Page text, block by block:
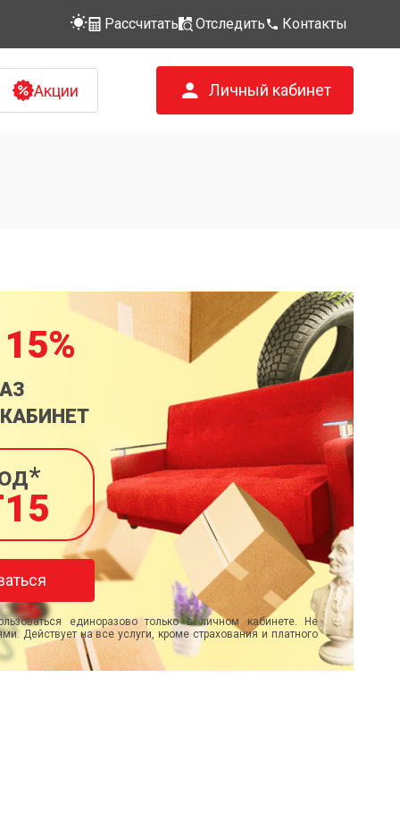
Рассчитать Отследить Контакты
Акции Личный кабинет
единоразово только в личном кабинете. Не
Действует на все услуги, кроме страхования и платного